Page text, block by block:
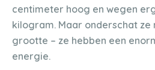
centimeter hoog en wegen
kilogram. Maar onderschat ze
grootte – ze hebben een
energie.